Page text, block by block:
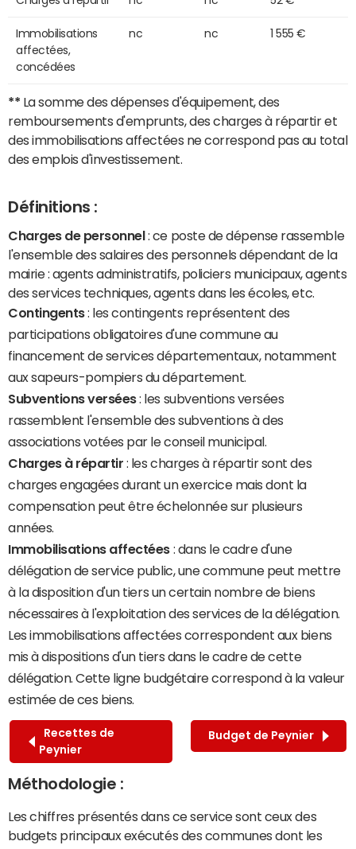
Immobilisations
affectées,
concédées
nc nc 1 555 €
** La somme des dépenses d'équipement, des
remboursements d'emprunts, des charges à répartir et
des immobilisations affectées ne correspond pas au total
des emplois d'investissement.
Définitions :
Charges de personnel : ce poste de dépense rassemble
l'ensemble des salaires des personnels dépendant de la
mairie : agents administratifs, policiers municipaux, agents
des services techniques, agents dans les écoles, etc.
Contingents: les contingents représentent des
participations obligatoires d'une commune au
financement de services départementaux, notamment
aux sapeurs-pompiers du département.
Subventions versées: les subventions versées
rassemblent l'ensemble des subventions à des
associations votées par le conseil municipal.
Charges à répartir : les charges à répartir sont des
charges engagées durant un exercice mais dont la
compensation peut être échelonnée sur plusieurs
années.
Immobilisations affectées : dans le cadre d'une
délégation de service public, une commune peut mettre
à la disposition d'un tiers un certain nombre de biens
nécessaires à l'exploitation des services de la délégation.
Les immobilisations affectées correspondent aux biens
mis à dispositions d'un tiers dans le cadre de cette
délégation. Cette ligne budgétaire correspond à la valeur
estimée de ces biens.
Recettes de
Peynier
Budget de Peynier
Méthodologie :
Les chiffres présentés dans ce service sont ceux des
budgets principaux exécutés des communes dont les